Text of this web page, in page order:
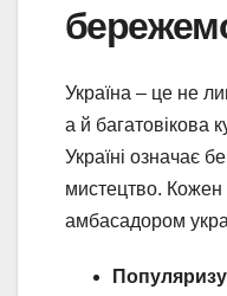
Україна – це не
а й багатовікова
Україні означає
мистецтво. Кожен
амбасадором